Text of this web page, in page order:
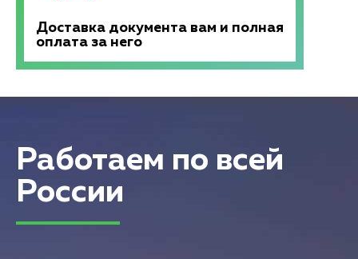
Доставка документа вам и полная
оплата за него
Работаем по всей
России